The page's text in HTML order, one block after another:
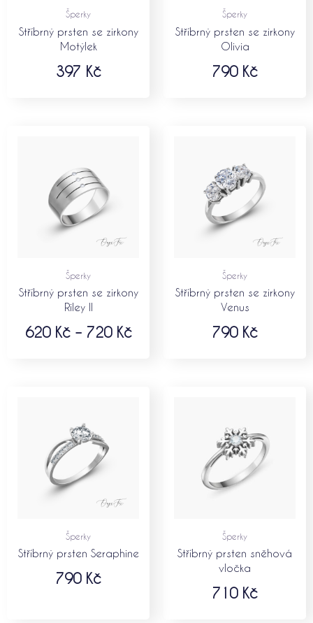
Šperky
Stříbrný prsten se zirkony
Motýlek
397 Kč
Šperky
Stříbrný prsten se zirkony
Olivia
790 Kč
Šperky
Stříbrný prsten se zirkony
Riley II
620 Kč – 720 Kč
Šperky
Stříbrný prsten se zirkony
Venus
790 Kč
Šperky
Stříbrný prsten Seraphine
790 Kč
Šperky
Stříbrný prsten sněhová
vločka
710 Kč